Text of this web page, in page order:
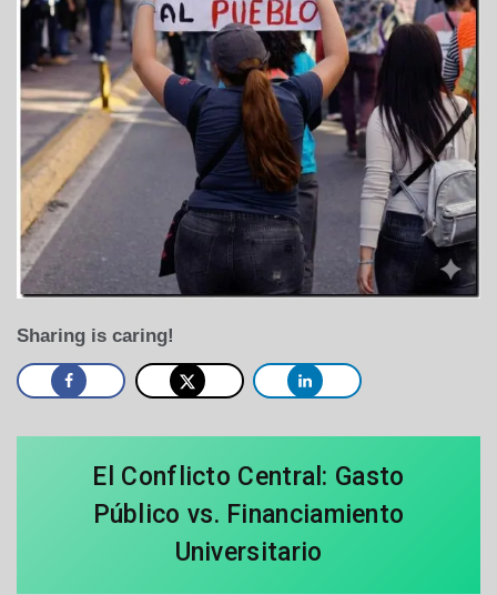
Sharing is caring!
El Conflicto Central: Gasto
Público vs. Financiamiento
Universitario